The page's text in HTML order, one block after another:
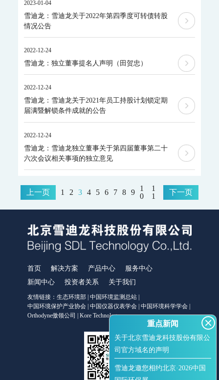
飞行时间质谱仪
PTR-TOF 4000-质子转移反应飞行时间质谱仪
PTR-TOF 4000c-质子转移反应飞行时间质谱仪
便携式分析仪
MODEL 3080GC-MS II-便携式气相色谱质谱联用仪
MODEL 3080-便携式红外气体分析仪
MODEL 3080UV-便携式紫外气体分析仪
MODEL 3080FT-便携式傅里叶红外气体分析仪
MODEL 3080GC-NMHC-便携式气相色谱仪
MODEL 3080Hg-便携式烟气汞分析仪
MODEL 3080OU-便携式恶臭分析仪
SDL 205-标准气发生器
手持式和便携式X射线荧光光谱仪
服务中心
运维服务
检测服务
售后服务
新闻中心
企业动态
行业动态
多媒体中心
2023-01-04
雪迪龙：雪迪龙关于2022年第四季度可转债转股
情况公告
2022-12-24
雪迪龙：独立董事提名人声明（田贺忠）
2022-12-24
雪迪龙：雪迪龙关于2021年员工持股计划锁定期
届满暨解锁条件成就的公告
2022-12-24
雪迪龙：雪迪龙独立董事关于第四届董事第二十
六次会议相关事项的独立意见
上一页 1 2 3 4 5 6 7 8 9
1
0
1
1
下一页
重点新闻
关于北京雪迪龙科技股份有限公
司官方域名的声明
雪迪龙邀您相约北京·2026中国
首页 解决方案 产品中心
服务中心
新闻中心
投资者关系 关于我们
友情链接： 生态环境部 中国环境监测总站
中国环境保护产业协会 中国仪器仪表学会 中国环境科学学会
Orthodyne傲领公司
Kore Technology